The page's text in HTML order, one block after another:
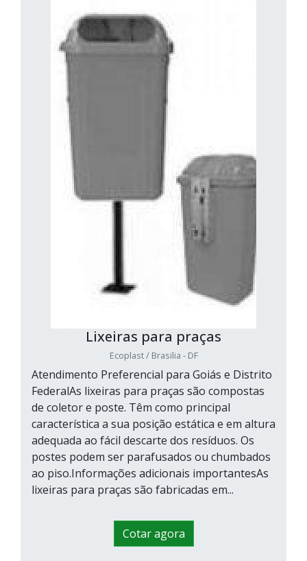
Lixeiras para praças
Ecoplast / Brasilia - DF
Atendimento Preferencial para Goiás e Distrito
FederalAs lixeiras para praças são compostas
de coletor e poste. Têm como principal
característica a sua posição estática e em altura
adequada ao fácil descarte dos resíduos. Os
postes podem ser parafusados ou chumbados
ao piso.Informações adicionais importantesAs
lixeiras para praças são fabricadas em...
Cotar agora